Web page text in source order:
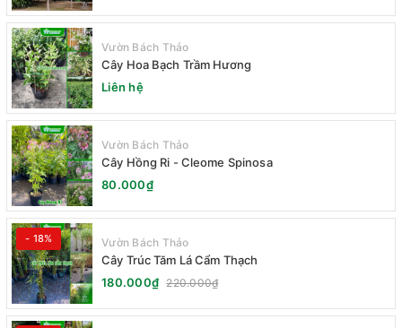
Vườn Bách Thảo
Cây Hoa Bạch Trầm Hương
Liên hệ
Vườn Bách Thảo
Cây Hồng Ri - Cleome Spinosa
80.000₫
- 18% Vườn Bách Thảo
Cây Trúc Tăm Lá Cẩm Thạch
180.000₫ 220.000₫